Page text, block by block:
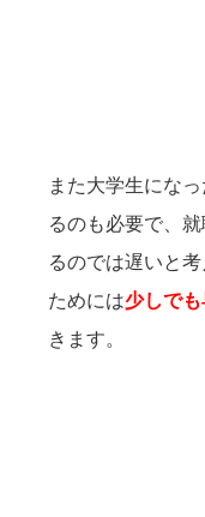
また大学生にな
るのも必要で、
るのでは遅いと
ためには少しで
きます。